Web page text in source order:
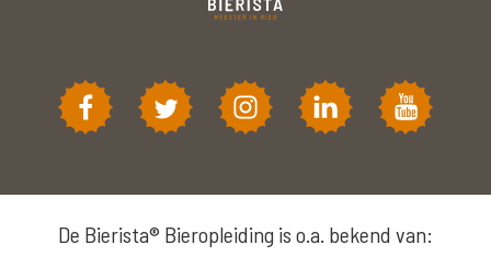
De Bierista® Bieropleiding is o.a. bekend van: